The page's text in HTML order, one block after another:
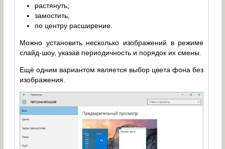
растянуть;
замостить;
по центру расширение.
Можно установить несколько изображений в режиме
слайд-шоу, указав периодичность и порядок их смены.
Ещё одним вариантом является выбор цвета фона без
изображения.